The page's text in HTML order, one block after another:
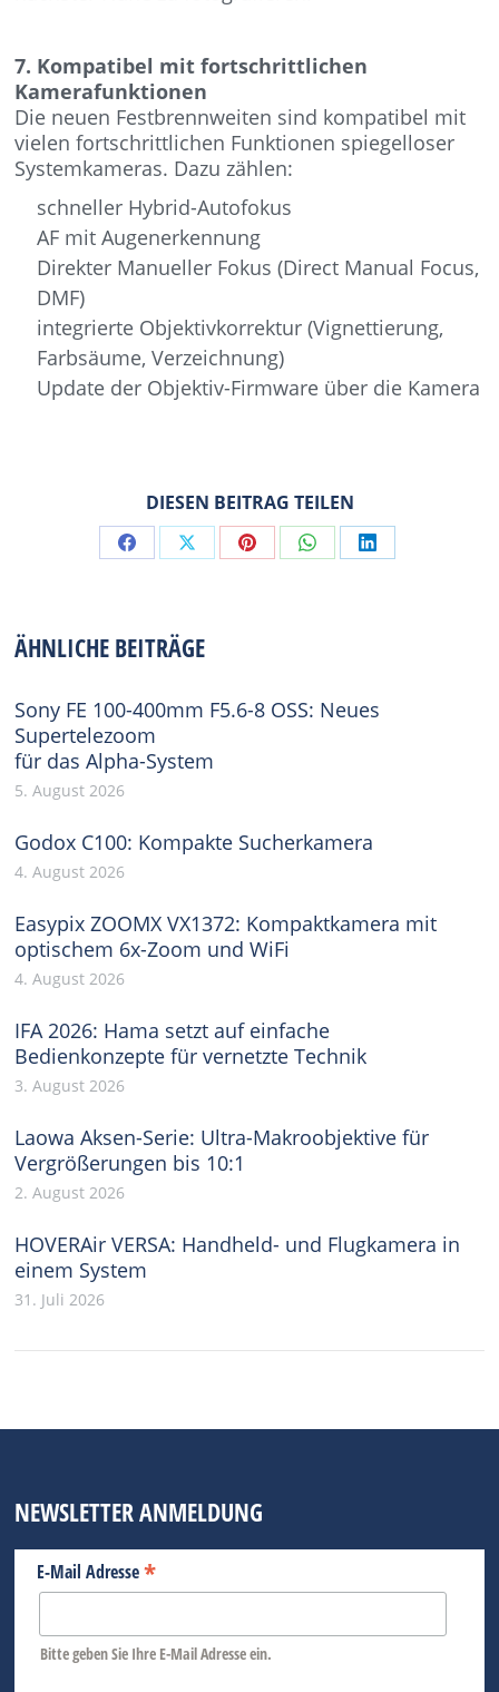
7. Kompatibel mit fortschrittlichen
Kamerafunktionen
Die neuen Festbrennweiten sind kompatibel mit
vielen fortschrittlichen Funktionen spiegelloser
Systemkameras. Dazu zählen:
schneller Hybrid-Autofokus
AF mit Augenerkennung
Direkter Manueller Fokus (Direct Manual Focus,
DMF)
integrierte Objektivkorrektur (Vignettierung,
Farbsäume, Verzeichnung)
Update der Objektiv-Firmware über die Kamera
DIESEN BEITRAG TEILEN
Share Share Share Share Share
ÄHNLICHE BEITRÄGE
Sony FE 100-400mm F5.6-8 OSS: Neues
Supertelezoom
für das Alpha-System
5. August 2026
Godox C100: Kompakte Sucherkamera
4. August 2026
Easypix ZOOMX VX1372: Kompaktkamera mit
optischem 6x-Zoom und WiFi
4. August 2026
IFA 2026: Hama setzt auf einfache
Bedienkonzepte für vernetzte Technik
3. August 2026
Laowa Aksen-Serie: Ultra-Makroobjektive für
Vergrößerungen bis 10:1
2. August 2026
HOVERAir VERSA: Handheld- und Flugkamera in
einem System
31. Juli 2026
NEWSLETTER ANMELDUNG
E-Mail Adresse*
Bitte geben Sie Ihre E-Mail Adresse ein.